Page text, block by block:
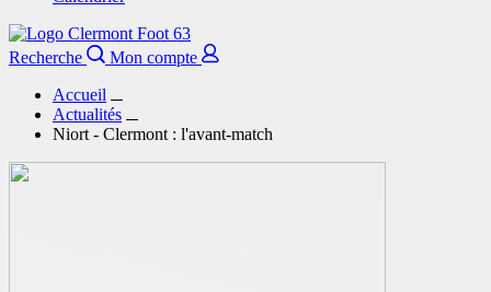
Recherche
Mon compte
Accueil
Actualités
Niort - Clermont : l'avant-match